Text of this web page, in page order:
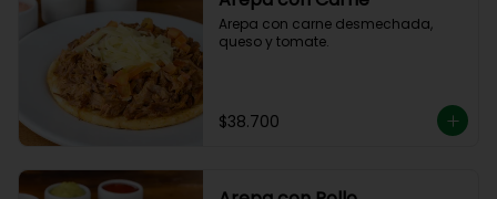
Arepa con carne desmechada,
queso y tomate.
$38.700